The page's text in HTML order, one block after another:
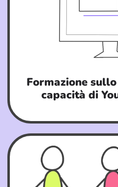
Formazione
capacità di